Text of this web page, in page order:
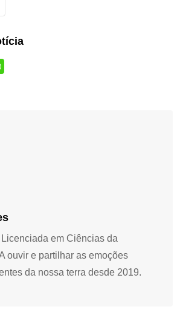
em Ciências da
ouvir e partilhar as emoções
da nossa terra desde 2019.